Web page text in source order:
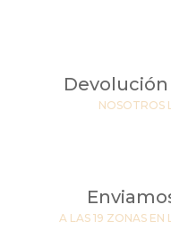
NOSOTROS
A LAS 19 ZONAS EN